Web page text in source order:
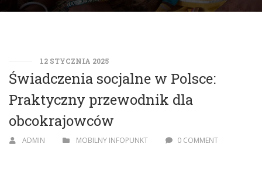
12 STYCZNIA 2025
Świadczenia socjalne w Polsce:
Praktyczny przewodnik dla
obcokrajowców
ADMIN MOBILNY INFOPUNKT 0 COMMENT